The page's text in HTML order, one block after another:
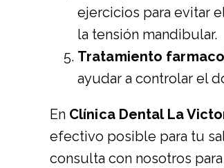
ejercicios para evitar
la tensión mandibular.
Tratamiento
ayudar a controlar el
En Clínica Dental La
efectivo posible para tu
consulta con nosotros